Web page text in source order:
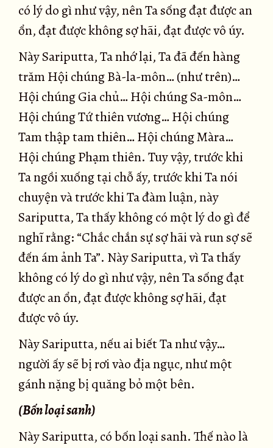
có lý do gì như vậy, nên Ta sống đạt được an
ổn, đạt được không sợ hãi, đạt được vô úy.
Này Sariputta, Ta nhớ lại, Ta đã đến hàng
trăm Hội chúng Bà-la-môn… (như trên)…
Hội chúng Gia chủ… Hội chúng Sa-môn…
Hội chúng Tứ thiên vương… Hội chúng
Tam thập tam thiên… Hội chúng Màra…
Hội chúng Phạm thiên. Tuy vậy, trước khi
Ta ngồi xuống tại chỗ ấy, trước khi Ta nói
chuyện và trước khi Ta đàm luận, này
Sariputta, Ta thấy không có một lý do gì để
nghĩ rằng: “Chắc chắn sự sợ hãi và run sợ sẽ
đến ám ảnh Ta”. Này Sariputta, vì Ta thấy
không có lý do gì như vậy, nên Ta sống đạt
được an ổn, đạt được không sợ hãi, đạt
được vô úy.
Này Sariputta, nếu ai biết Ta như vậy…
người ấy sẽ bị rơi vào địa ngục, như một
gánh nặng bị quăng bỏ một bên.
(Bốn loại sanh)
Này Sariputta, có bốn loại sanh. Thế nào là